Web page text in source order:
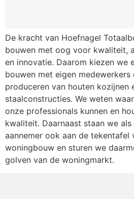
De kracht van Hoefnagel
bouwen met oog voor kwaliteit,
en innovatie. Daarom kiezen we
bouwen met eigen medewerkers
produceren van houten kozijnen
staalconstructies. We weten
onze professionals kunnen en
kwaliteit. Daarnaast staan we
aannemer ook aan de tekentafel
woningbouw en sturen we
golven van de woningmarkt.